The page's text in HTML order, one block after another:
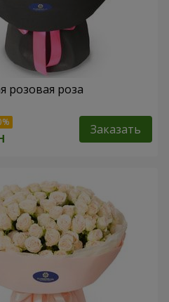
розовая роза
Заказать